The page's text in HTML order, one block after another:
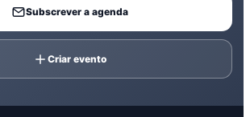
Subscrever a agenda
Criar evento